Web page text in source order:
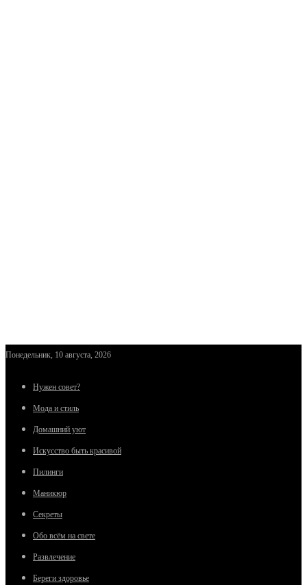
Понедельник, 10 августа, 2026
Нужен совет?
Мода и стиль
Домашний уют
Искусство быть красивой
Пилинги
Маникюр
Секреты
Обо всём на свете
Развлечение
Береги здоровье